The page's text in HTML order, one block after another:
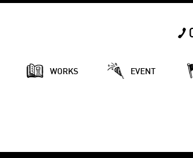
WORKS EVENT